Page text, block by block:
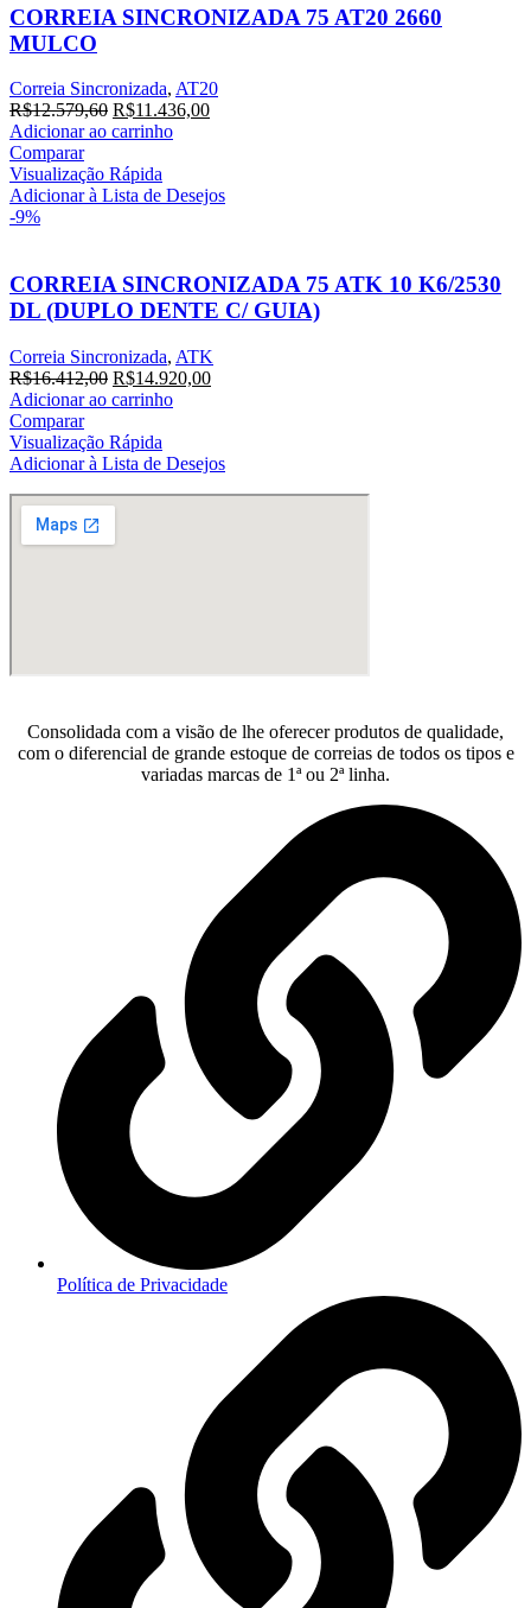
CORREIA SINCRONIZADA 75 AT20 2660
MULCO
Correia Sincronizada, AT20
R$12.579,60 O
preço
era:
R$12.579,60.
R$11.436,00O
R$11.436,00.
Adicionar ao carrinho
Comparar
Visualização Rápida
Adicionar à Lista de Desejos
-9%
CORREIA SINCRONIZADA 75 ATK 10 K6/2530
DL (DUPLO DENTE C/ GUIA)
Correia Sincronizada, ATK
R$16.412,00 O
preço
era:
R$16.412,00.
R$14.920,00O
R$14.920,00.
Adicionar ao carrinho
Comparar
Visualização Rápida
Adicionar à Lista de Desejos
Consolidada com a visão de lhe oferecer produtos de qualidade,
com o diferencial de grande estoque de correias de todos os tipos e
variadas marcas de 1ª ou 2ª linha.
Política de Privacidade